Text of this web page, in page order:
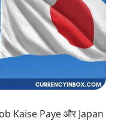
Kaise Paye और Japan